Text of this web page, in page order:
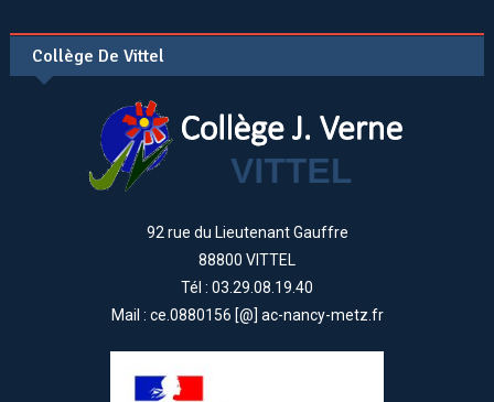
Collège De Vittel
92 rue du Lieutenant Gauffre
88800 VITTEL
Tél : 03.29.08.19.40
Mail : ce.0880156 [@] ac-nancy-metz.fr